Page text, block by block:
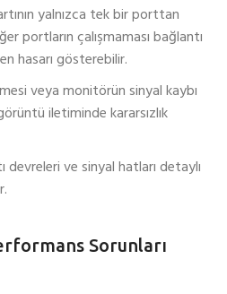
yalnızca tek bir porttan
portların çalışmaması bağlantı
hasarı gösterebilir.
veya monitörün sinyal kaybı
iletiminde kararsızlık
devreleri ve sinyal hatları detaylı
Sorunları